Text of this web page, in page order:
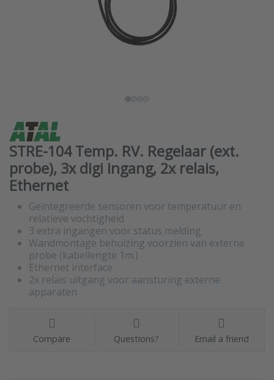
STRE-104 Temp. RV. Regelaar (ext.
probe), 3x digi ingang, 2x relais,
Ethernet
Geïntegreerde sensoren voor temperatuur en
relatieve vochtigheid
3 extra ingangen voor status melding
Wandmontage behuizing voorzien van externe
probe (kabellengte 1m.)
Ethernet interface
2x relais uitgang voor aansturing externe
apparaten
Compare Questions? Email a friend